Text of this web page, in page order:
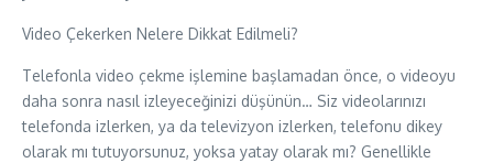
Video Çekerken Nelere Dikkat Edilmeli?
Telefonla video çekme işlemine başlamadan önce, o videoyu
daha sonra nasıl izleyeceğinizi düşünün… Siz videolarınızı
telefonda izlerken, ya da televizyon izlerken, telefonu dikey
olarak mı tutuyorsunuz, yoksa yatay olarak mı? Genellikle